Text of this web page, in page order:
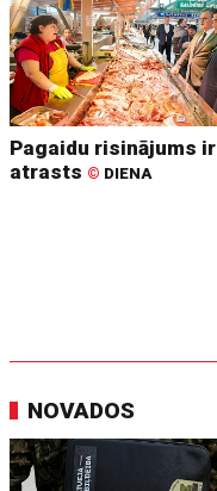
Pagaidu risinājums ir
atrasts © DIENA
NOVADOS